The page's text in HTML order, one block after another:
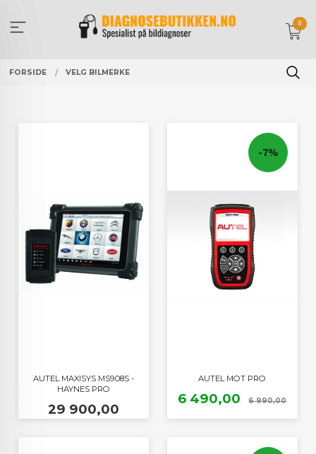
innholdet
0
FORSIDE VELG BILMERKE
AUTEL MAXISYS MS908S -
HAYNES PRO
Pris
29 900,00
AUTEL MOT PRO
Tilbud
6 490,00 6 990,00
-7%